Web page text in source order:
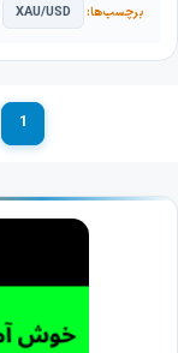
XAU/USD
برگه1